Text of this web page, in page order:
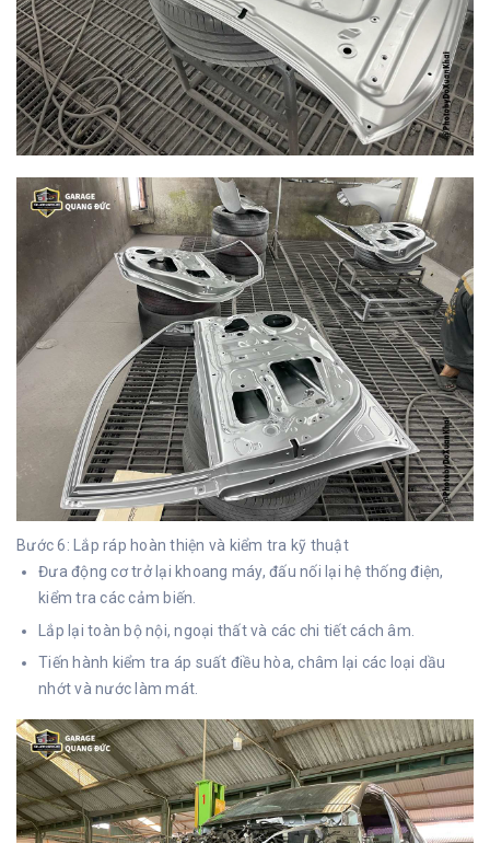
Bước 6: Lắp ráp hoàn thiện và kiểm tra kỹ thuật
Đưa động cơ trở lại khoang máy, đấu nối lại hệ thống điện,
kiểm tra các cảm biến.
Lắp lại toàn bộ nội, ngoại thất và các chi tiết cách âm.
Tiến hành kiểm tra áp suất điều hòa, châm lại các loại dầu
nhớt và nước làm mát.